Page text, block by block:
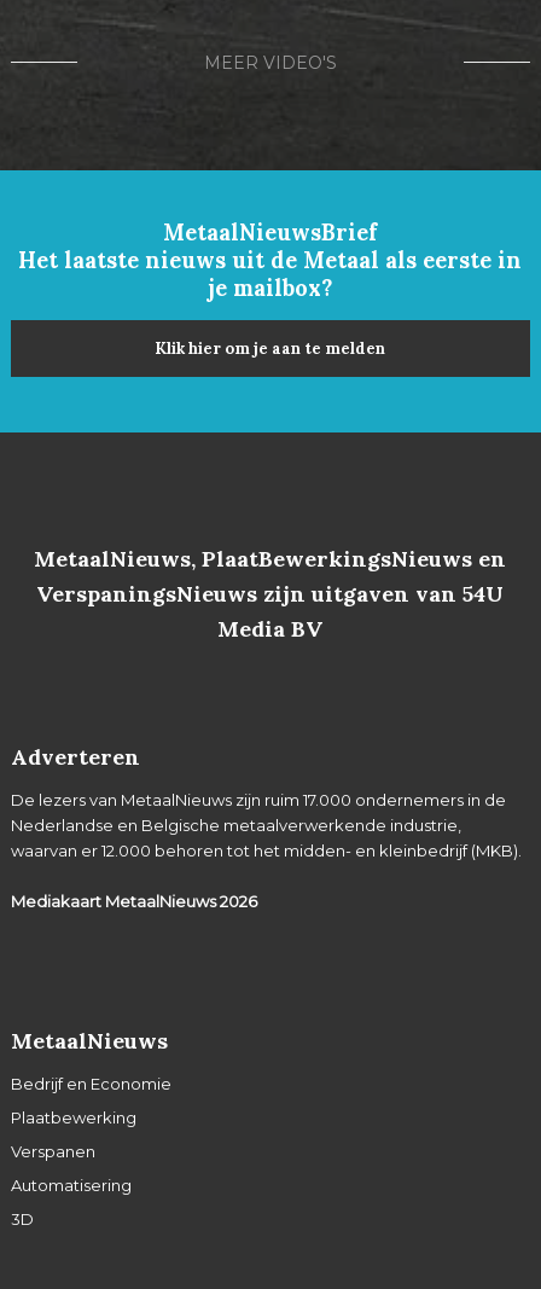
MEER VIDEO'S
MetaalNieuwsBrief
Het laatste nieuws uit de Metaal als eerste in
je mailbox?
Klik hier om je aan te melden
MetaalNieuws, PlaatBewerkingsNieuws en
VerspaningsNieuws zijn uitgaven van 54U
Media BV
Adverteren
De lezers van MetaalNieuws zijn ruim 17.000 ondernemers in de
Nederlandse en Belgische metaalverwerkende industrie,
waarvan er 12.000 behoren tot het midden- en kleinbedrijf (MKB).
Mediakaart MetaalNieuws2026
MetaalNieuws
Bedrijf en Economie
Plaatbewerking
Verspanen
Automatisering
3D